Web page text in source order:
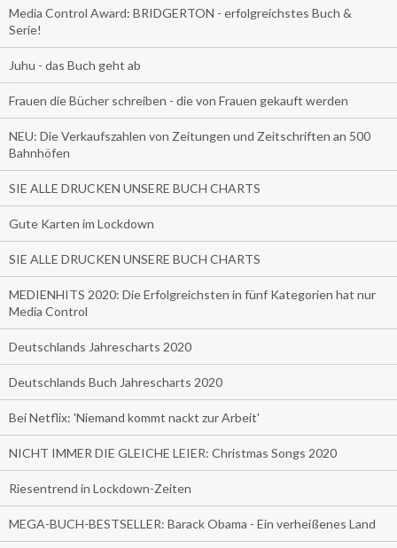
Media Control Award: BRIDGERTON - erfolgreichstes Buch &
Serie!
Juhu - das Buch geht ab
Frauen die Bücher schreiben - die von Frauen gekauft werden
NEU: Die Verkaufszahlen von Zeitungen und Zeitschriften an 500
Bahnhöfen
SIE ALLE DRUCKEN UNSERE BUCH CHARTS
Gute Karten im Lockdown
SIE ALLE DRUCKEN UNSERE BUCH CHARTS
MEDIENHITS 2020: Die Erfolgreichsten in fünf Kategorien hat nur
Media Control
Deutschlands Jahrescharts 2020
Deutschlands Buch Jahrescharts 2020
Bei Netflix: 'Niemand kommt nackt zur Arbeit'
NICHT IMMER DIE GLEICHE LEIER: Christmas Songs 2020
Riesentrend in Lockdown-Zeiten
MEGA-BUCH-BESTSELLER: Barack Obama - Ein verheißenes Land